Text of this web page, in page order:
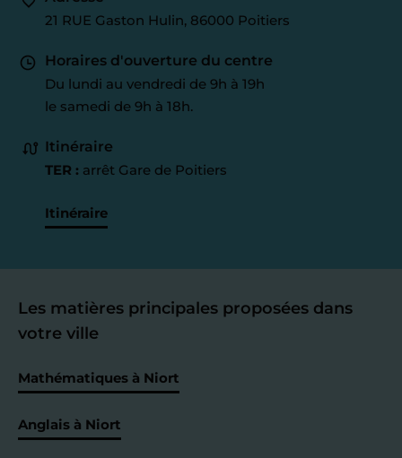
21 RUE Gaston Hulin, 86000 Poitiers
Horaires d'ouverture du centre
Du lundi au vendredi de 9h à 19h
le samedi de 9h à 18h.
Itinéraire
TER : arrêt Gare de Poitiers
Itinéraire
Les matières principales proposées dans
votre ville
Mathématiques à Niort
Anglais à Niort